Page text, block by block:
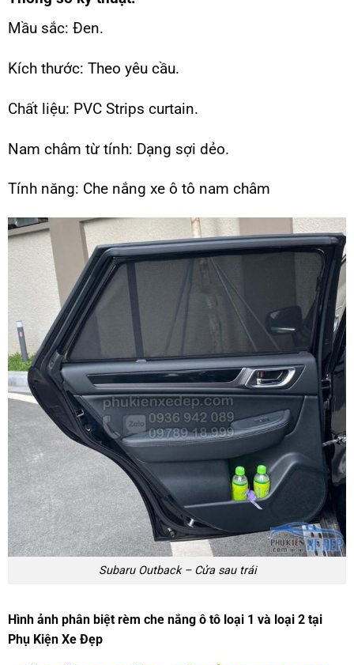
Mầu sắc: Đen.
Kích thước: Theo yêu cầu.
Chất liệu: PVC Strips curtain.
Nam châm từ tính: Dạng sợi dẻo.
Tính năng: Che nắng xe ô tô nam châm
Subaru Outback – Cửa sau trái
Hình ảnh phân biệt rèm che nắng ô tô loại 1 và loại 2 tại
Phụ Kiện Xe Đẹp